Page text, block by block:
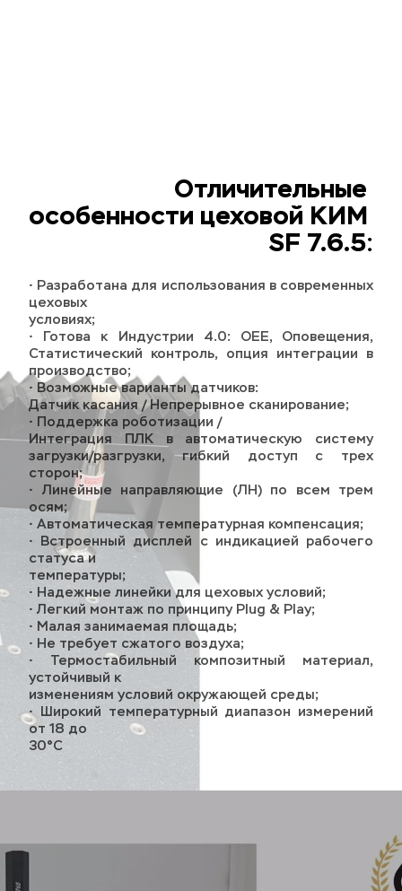
Отличительные
особенности цеховой КИМ
SF 7.6.5:
• Разработана для использования в современных
цеховых
условиях;
• Готова к Индустрии 4.0: OEE, Оповещения,
Статистический контроль, опция интеграции в
производство;
• Возможные варианты датчиков:
Датчик касания / Непрерывное сканирование;
• Поддержка роботизации /
Интеграция ПЛК в автоматическую систему
загрузки/разгрузки, гибкий доступ с трех
сторон;
• Линейные направляющие (ЛН) по всем трем
осям;
• Автоматическая температурная компенсация;
• Встроенный дисплей с индикацией рабочего
статуса и
температуры;
• Надежные линейки для цеховых условий;
• Легкий монтаж по принципу Plug & Play;
• Малая занимаемая площадь;
• Не требует сжатого воздуха;
• Термостабильный композитный материал,
устойчивый к
изменениям условий окружающей среды;
• Широкий температурный диапазон измерений
от 18 до
30°C